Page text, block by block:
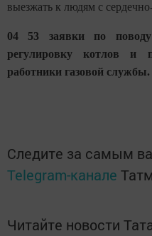
выезжать к людям с
04 53 заявки по
регулировку котлов и
работники газовой службы.
Следите за самым
Telegram-канале
Читайте новости